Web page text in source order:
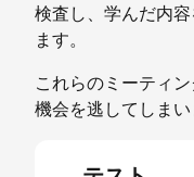
検査し、学んだ内
ます。
これらのミーティ
機会を逃してしまい